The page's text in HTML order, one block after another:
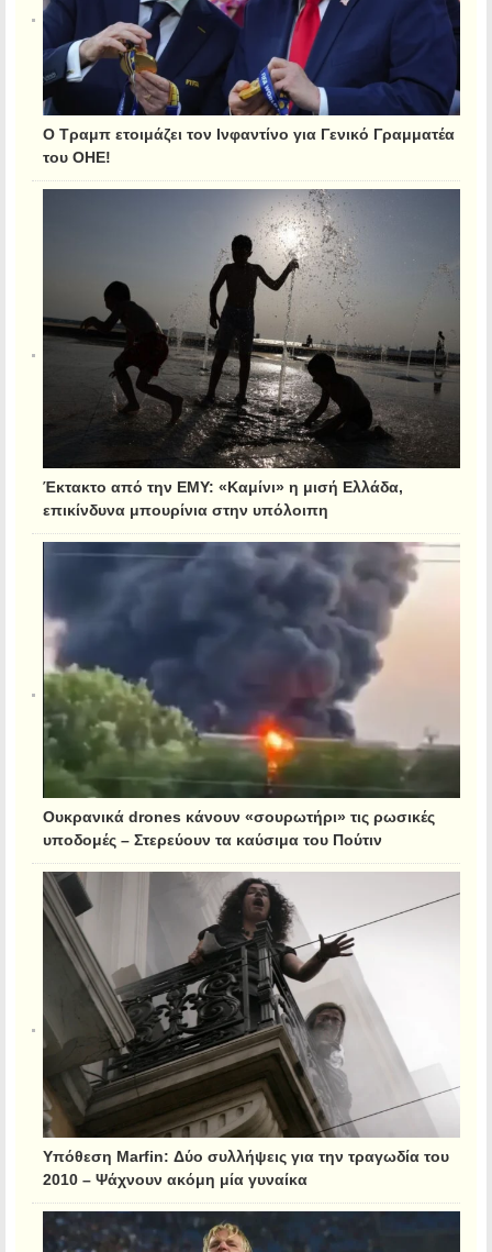
Ο Τραμπ ετοιμάζει τον Ινφαντίνο για Γενικό Γραμματέα
του ΟΗΕ!
Έκτακτο από την ΕΜΥ: «Καμίνι» η μισή Ελλάδα,
επικίνδυνα μπουρίνια στην υπόλοιπη
Ουκρανικά drones κάνουν «σουρωτήρι» τις ρωσικές
υποδομές – Στερεύουν τα καύσιμα του Πούτιν
Υπόθεση Marfin: Δύο συλλήψεις για την τραγωδία του
2010 – Ψάχνουν ακόμη μία γυναίκα